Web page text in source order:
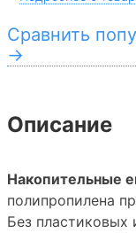
Сравнить
→
Описание
Накопительные
полипропилена
Без пластиковых